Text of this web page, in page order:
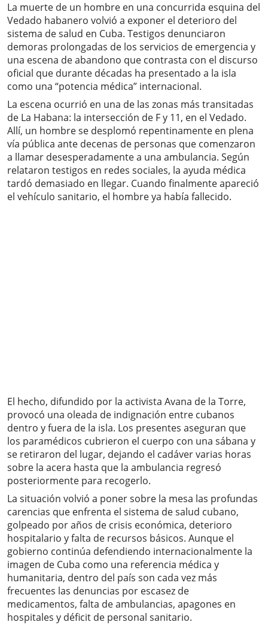
La muerte de un hombre en una concurrida esquina del
Vedado habanero volvió a exponer el deterioro del
sistema de salud en Cuba. Testigos denunciaron
demoras prolongadas de los servicios de emergencia y
una escena de abandono que contrasta con el discurso
oficial que durante décadas ha presentado a la isla
como una “potencia médica” internacional.
La escena ocurrió en una de las zonas más transitadas
de La Habana: la intersección de F y 11, en el Vedado.
Allí, un hombre se desplomó repentinamente en plena
vía pública ante decenas de personas que comenzaron
a llamar desesperadamente a una ambulancia. Según
relataron testigos en redes sociales, la ayuda médica
tardó demasiado en llegar. Cuando finalmente apareció
el vehículo sanitario, el hombre ya había fallecido.
El hecho, difundido por la activista Avana de la Torre,
provocó una oleada de indignación entre cubanos
dentro y fuera de la isla. Los presentes aseguran que
los paramédicos cubrieron el cuerpo con una sábana y
se retiraron del lugar, dejando el cadáver varias horas
sobre la acera hasta que la ambulancia regresó
posteriormente para recogerlo.
La situación volvió a poner sobre la mesa las profundas
carencias que enfrenta el sistema de salud cubano,
golpeado por años de crisis económica, deterioro
hospitalario y falta de recursos básicos. Aunque el
gobierno continúa defendiendo internacionalmente la
imagen de Cuba como una referencia médica y
humanitaria, dentro del país son cada vez más
frecuentes las denuncias por escasez de
medicamentos, falta de ambulancias, apagones en
hospitales y déficit de personal sanitario.